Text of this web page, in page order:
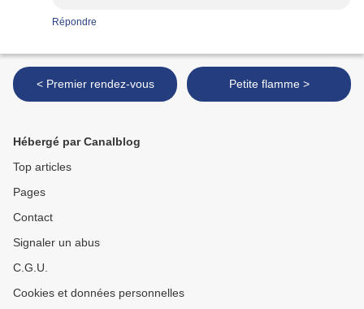
Répondre
< Premier rendez-vous Petite flamme >
Hébergé par Canalblog
Top articles
Pages
Contact
Signaler un abus
C.G.U.
Cookies et données personnelles